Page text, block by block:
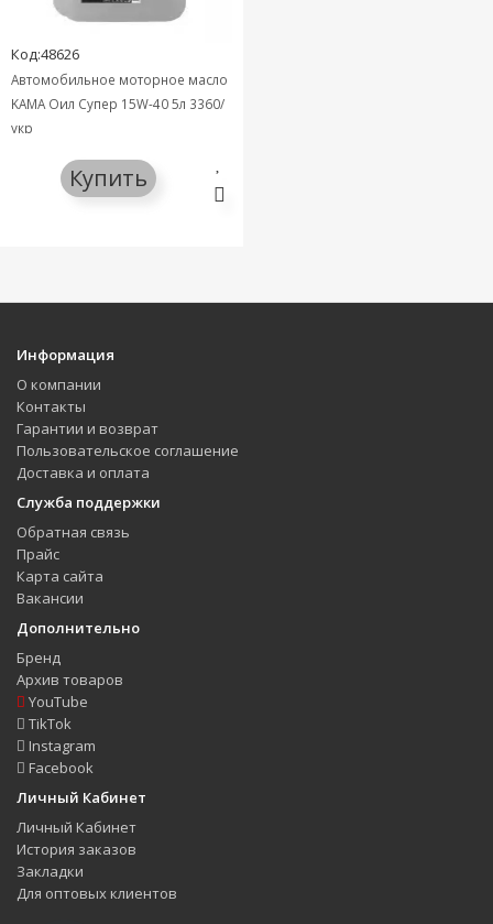
Код:48626
Автомобильное моторное масло
KAMA Оил Супер 15W-40 5л 3360/
укр
Купить
Информация
О компании
Контакты
Гарантии и возврат
Пользовательское соглашение
Доставка и оплата
Служба поддержки
Обратная связь
Прайс
Карта сайта
Вакансии
Дополнительно
Бренд
Архив товаров
YouTube
TikTok
Instagram
Facebook
Личный Кабинет
Личный Кабинет
История заказов
Закладки
Для оптовых клиентов